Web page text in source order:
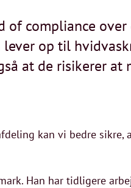
of compliance
op til
at de risikerer at
kan vi bedre
Han har tidligere